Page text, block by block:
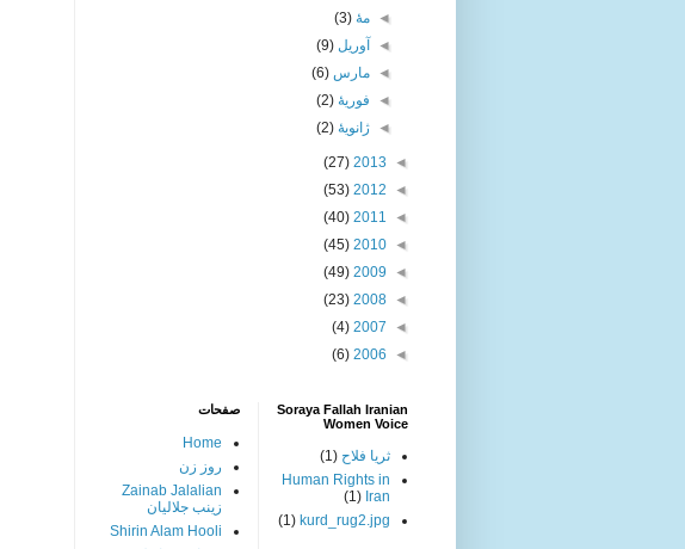
◄مهٔ(3)
◄آوریل(9)
◄مارس(6)
◄ فوریهٔ(2)
◄ژانویهٔ(2)
◄
2013
(27)
◄
2012
(53)
◄
2011
(40)
◄
2010
(45)
◄
2009
(49)
◄
2008
(23)
◄
2007
(4)
◄
2006
(6)
Soraya Fallah Iranian
Women Voice
ثریا فلاح (1)
Human Rights in
Iran
(1)
kurd_rug2.jpg
(1)
صفحات
Home
روز زن
Zainab Jalalian
زینب جلالیان
Shirin Alam Hooli